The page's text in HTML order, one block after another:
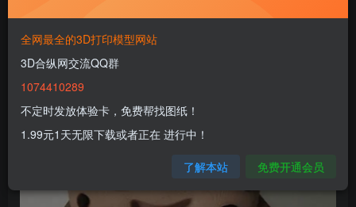
全网最全的3D打印模型网站
3D合纵网交流QQ群
1074410289
不定时发放体验卡，免费帮找图纸！
1.99元1天无限下载或者正在 进行中！
了解本站 免费开通会员